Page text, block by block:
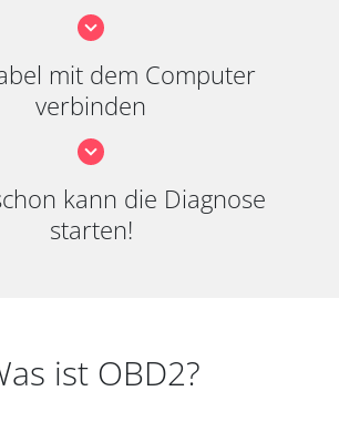
mit dem Computer
verbinden
kann die Diagnose
starten!
ist OBD2?